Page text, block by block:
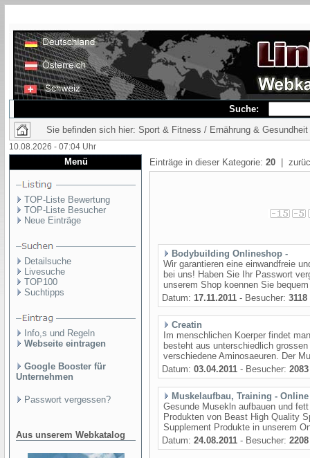
Suche:
Sie befinden sich hier: Sport & Fitness / Ernährung & Gesundheit
10.08.2026 - 07:04 Uhr
Menü
TOP-Liste Bewertung
TOP-Liste Besucher
Neue Einträge
Detailsuche
Livesuche
TOP100
Suchtipps
Info,s und Regeln
Webseite eintragen
Google Booster für
Unternehmen
Passwort vergessen?
Aus unserem Webkatalog
Einträge in dieser Kategorie: 20 |
Bodybuilding Onlineshop -
Wir garantieren eine einwandfreie
bei uns! Haben Sie Ihr Passwort
unserem Shop koennen Sie
Datum: 17.11.2011 - Besucher: 3118
Creatin
Im menschlichen Koerper findet
besteht aus unterschiedlich
verschiedene Aminosaeuren. Der
Datum: 03.04.2011 - Besucher: 2083
Muskelaufbau, Training -
Gesunde Musekln aufbauen und
Produkten von Beast High Quality
Supplement Produkte in unserem
Datum: 24.08.2011 - Besucher: 2208